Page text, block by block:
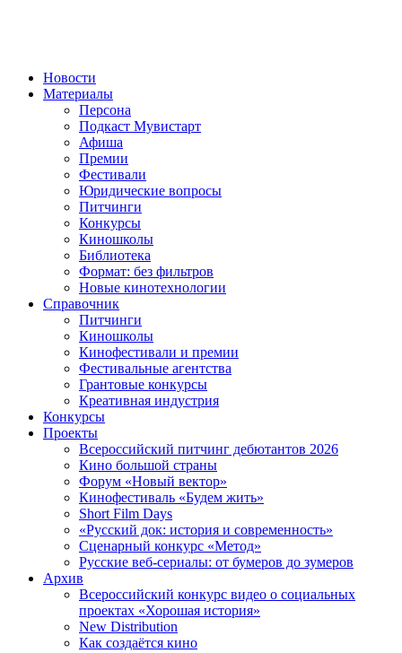
Новости
Материалы
Персона
Подкаст Мувистарт
Афиша
Премии
Фестивали
Юридические вопросы
Питчинги
Конкурсы
Киношколы
Библиотека
Формат: без фильтров
Новые кинотехнологии
Справочник
Питчинги
Киношколы
Кинофестивали и премии
Фестивальные агентства
Грантовые конкурсы
Креативная индустрия
Конкурсы
Проекты
Всероссийский питчинг дебютантов 2026
Кино большой страны
Форум «Новый вектор»
Кинофестиваль «Будем жить»
Short Film Days
«Русский док: история и современность»
Сценарный конкурс «Метод»
Русские веб-сериалы: от бумеров до зумеров
Архив
Всероссийский конкурс видео о социальных
проектах «Хорошая история»
New Distribution
Как создаётся кино